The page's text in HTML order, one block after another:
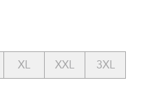
XL XXL 3XL